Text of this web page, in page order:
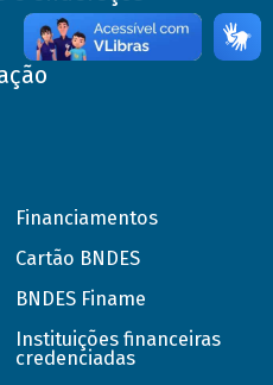
Financiamentos
Cartão BNDES
BNDES Finame
Instituições financeiras
credenciadas